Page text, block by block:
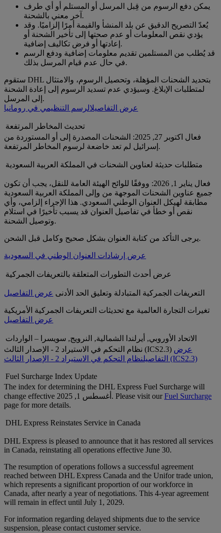
يمكن دفع الرسوم من قِبل المرسل أو المستلم أو أي طرف
آخر معني بالشحنة.
يُعدّ التصريح الدقيق عن بلد المنشأ والقيمة أمرًا إلزاميًا. وقد
يؤدي نقص المعلومات أو عدم صحتها إلى تأخير الشحنة أو
إعادتها أو فرض تكاليف إضافية.
قد يُطلب من المستلمين تقديم معلومات إضافية ودفع الرسم
في حال عدم قيام المرسل بذلك.
ستقوم DHL بتحديد الشحنات المؤهلة، وتحصيل الرسوم، والامتثال
لمتطلبات الإبلاغ. وسيؤدي عدم تسديد الرسوم إلى إعادة الشحنة
إلى المرسل.
عرض التفاصيلالرسم التنظيمي في رومانيا
تحديث المخاطر المرتفعة
فعال اكتوبر 27, 2025: الشحنات المصدرة إلى أو المستوردة من
إسرائيل لم تعد خاضعة لرسوم المخاطر المرتفعة.
متطلبات حديثة لعناوين الشحنات في المملكة العربية السعودية
فعال يناير 1, 2026: ووفقًا للوائح الهيئة العامة للنقل، يجب أن تكون
جميع عناوين الشحنات الموجهة من وإلى المملكة العربية السعودية
مطابقة لهيكل العنوان الوطني السعودي. هذا الإجراء إلزامي، وأي
نقص أو خطأ في تفاصيل العنوان قد يسبب تأخيرًا في استلام
وتوصيل الشحنة.
يرجى التأكد من كتابة العنوان بشكل صحيح وكامل قبل الشحن.
عرض إرشادات العنوان الوطني في السعودية
عرض أحدث التطورات المتعلقة بالتعريفات الجمركية
التعريفات الجمركية المتبادلة وتعليق الحد الأدنى عرض التفاصيل
تغيرات التجارة العالمية مع تحديثات التعريفات الجمركية الأمريكية
عرض التفاصيل
الاتحاد الأوروبي, أيرلندا الشمالية, النرويج, سويسرا – الواردات
نظام التحكم في الاستيراد 2 - الإصدار الثالث (ICS2.3) عرض
التفاصيل نظام التحكم في الاستيراد 2 - الإصدار الثالث (ICS2.3)
Fuel Surcharge Index Update
The index for determining the DHL Express Fuel Surcharge will
change effective أغسطس 1, 2025. Please visit ourFuel Surcharge
page for more details.
DHL Express Reinstates Service in Canada
DHL Express is pleased to announce that it has restored all services
in Canada, reinstating all operations effective June 30.
The resumption of operations follows a successful agreement
reached between DHL Express Canada and the Unifor trade union,
which represents a significant proportion of our workforce in
Canada, after nearly a year of negotiations. This 4-year agreement
will remain in effect until July 1, 2029.
For information regarding delayed shipments due to the service
suspension, please contact customer service.